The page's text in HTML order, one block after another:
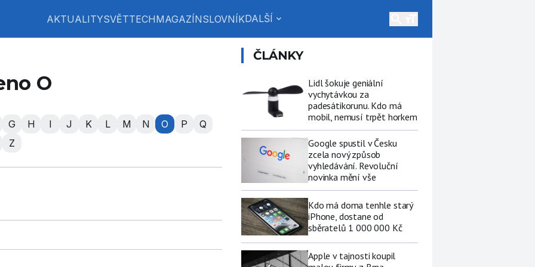
AKTUALITYSVĚTTECHMAGAZÍNSLOVNÍKDALŠÍ expand_more
O
G H I J K L M N O P
Q
Z
ČLÁNKY
Lidl šokuje geniální
vychytávkou za
padesátikorunu. Kdo má
mobil, nemusí trpět horkem
Google spustil v Česku
zcela nový způsob
vyhledávání. Revoluční
novinka mění vše
Kdo má doma tenhle starý
iPhone, dostane od
sběratelů 1 000 000 Kč
Apple v tajnosti koupil